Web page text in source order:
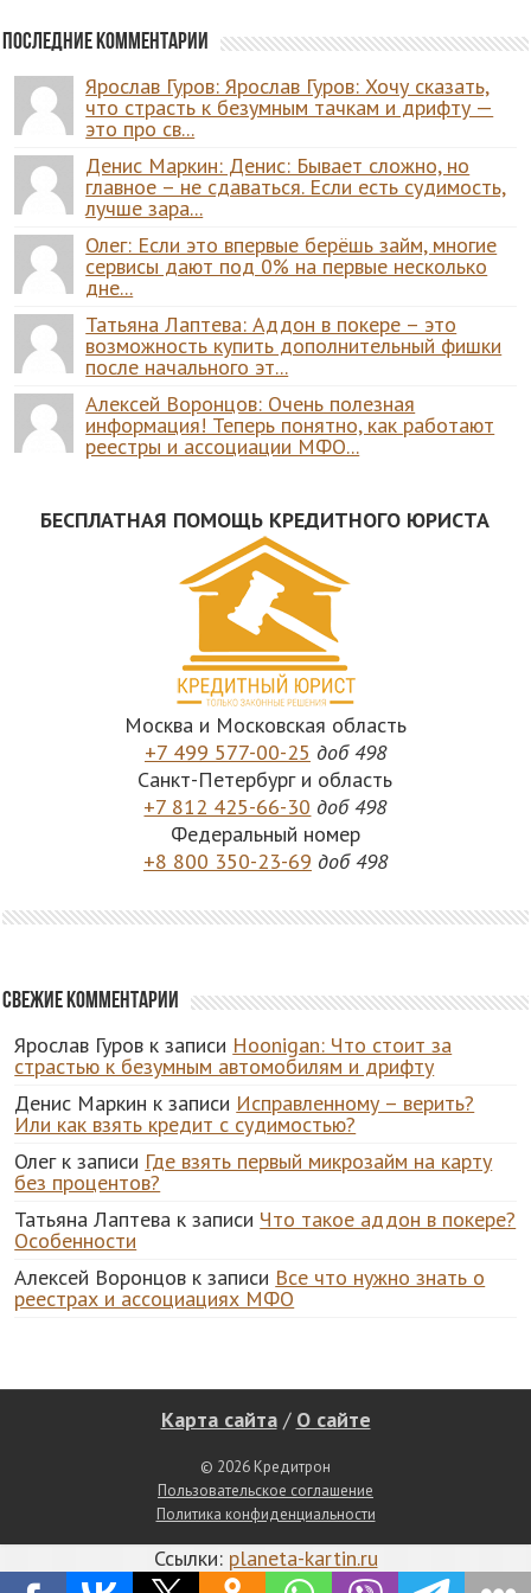
Последние комментарии
Ярослав Гуров: Ярослав Гуров: Хочу сказать,
что страсть к безумным тачкам и дрифту —
это про св...
Денис Маркин: Денис: Бывает сложно, но
главное – не сдаваться. Если есть судимость,
лучше зара...
Олег: Если это впервые берёшь займ, многие
сервисы дают под 0% на первые несколько
дне...
Татьяна Лаптева: Аддон в покере – это
возможность купить дополнительный фишки
после начального эт...
Алексей Воронцов: Очень полезная
информация! Теперь понятно, как работают
реестры и ассоциации МФО...
БЕСПЛАТНАЯ ПОМОЩЬ КРЕДИТНОГО ЮРИСТА
Москва и Московская область
+7 499 577-00-25 доб 498
Санкт-Петербург и область
+7 812 425-66-30 доб 498
Федеральный номер
+8 800 350-23-69 доб 498
Свежие комментарии
Ярослав Гуров к записи Hoonigan: Что стоит за
страстью к безумным автомобилям и дрифту
Денис Маркин к записи Исправленному – верить?
Или как взять кредит с судимостью?
Олегк записи Где взять первый микрозайм на карту
без процентов?
Татьяна Лаптева к записи Что такое аддон в покере?
Особенности
Алексей Воронцов к записи Все что нужно знать о
реестрах и ассоциациях МФО
Карта сайта/ О сайте
© 2026 Кредитрон
Пользовательское соглашение
Политика конфиденциальности
Ссылки: planeta-kartin.ru